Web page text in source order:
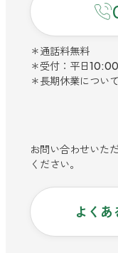
＊通話料無料
＊受付：平日
＊長期休業につい
お問い合わせいた
ください。
よく